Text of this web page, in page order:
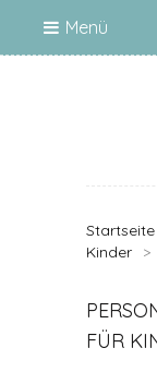
Menü
Startseite
Kinder
>
FÜR